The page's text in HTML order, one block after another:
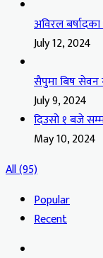
अविरल
July 12, 2024
सैपुमा बिष सेवन
July 9, 2024
दिउसो १ बजे
May 10, 2024
All (95)
Popular
Recent